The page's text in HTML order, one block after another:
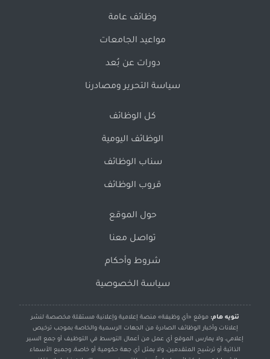
وظائف عامة
مواعيد الجامعات
دورات عن بُعد
سياسة التحرير ومصادرنا
كل الوظائف
الوظائف اليومية
سناب الوظائف
قروب الوظائف
حول الموقع
تواصل معنا
شروط وأحكام
سياسة الخصوصية
تنويه هام: موقع «أي وظيفة» منصة إعلامية وإعلانية مستقلة مخصصة لنشر
إعلانات وأخبار الوظائف الصادرة من الجهات الرسمية والخاصة بموجب ترخيص
إعلامي، ولا يمارس الموقع أي عمل من أعمال التوسط في التوظيف أو جمع السير
الذاتية أو ترشيح المتقدمين، ولا يمثل أي جهة حكومية أو خاصة، وجميع الأسماء